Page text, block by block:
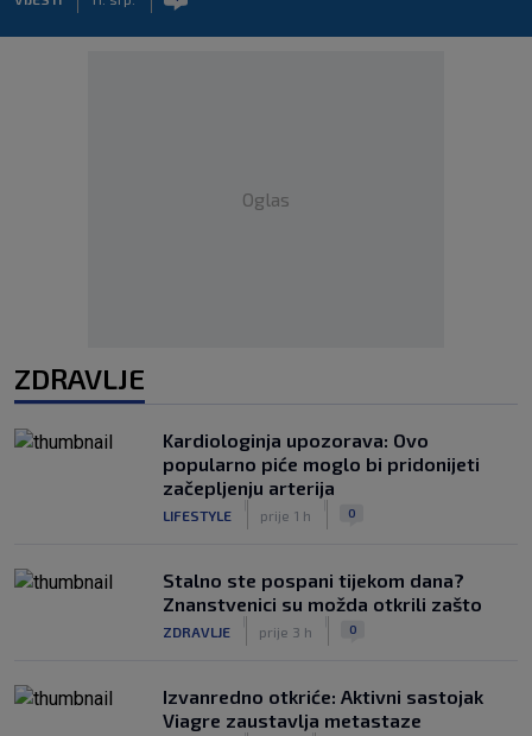
Oglas
ZDRAVLJE
Kardiologinja upozorava: Ovo
popularno piće moglo bi pridonijeti
začepljenju arterija
LIFESTYLE prije 1 h 0
Stalno ste pospani tijekom dana?
Znanstvenici su možda otkrili zašto
ZDRAVLJE prije 3 h 0
Izvanredno otkriće: Aktivni sastojak
Viagre zaustavlja metastaze